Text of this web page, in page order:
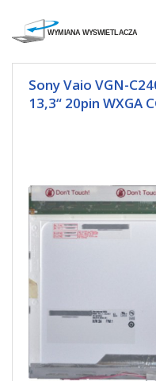
Sony Vaio VGN-
13,3“ 20pin WXGA